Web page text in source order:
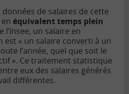
de salaires de cette
équivalent temps plein
l’Insee, un salaire en
est « un salaire converti à un
l’année, quel que soit le
». Ce traitement statistique
eux des salaires générés
différentes.